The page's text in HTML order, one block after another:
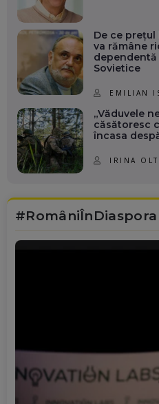
De ce
va rămâne
Sovietice
EMILIAN
„Văduvele
căsătoresc
încasa
IRINA
#RomâniÎnDiaspora